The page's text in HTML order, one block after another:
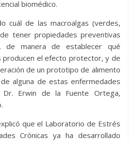
biomédico.
cuál de las macroalgas (verdes,
tener propiedades preventivas
de manera de establecer qué
producen el efecto protector, y de
de un prototipo de alimento
alguna de estas enfermedades
Dr. Erwin de la Fuente Ortega,
que el Laboratorio de Estrés
Crónicas ya ha desarrollado